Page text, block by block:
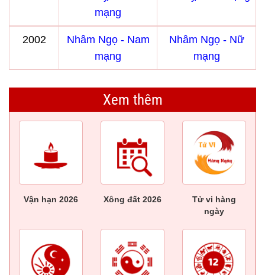
mạng
2002
Nhâm Ngọ - Nam
mạng
Nhâm Ngọ - Nữ
mạng
Xem thêm
Vận hạn 2026 Xông đất 2026
Tử vi hàng
ngày